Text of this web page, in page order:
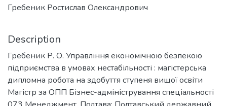
Гребеник Ростислав Олександрович
Description
Гребеник Р. О. Управління економічною безпекою
підприємства в умовах нестабільності : магістерська
дипломна робота на здобуття ступеня вищої освіти
Магістр за ОПП Бізнес-адміністрування спеціальності